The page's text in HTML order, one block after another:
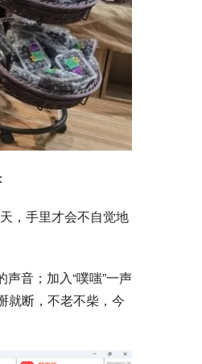
，手里才会不自觉地
音；加入“噗嗤”一声
就断，不老不柴，今